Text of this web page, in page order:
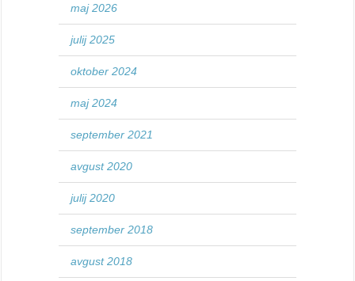
maj 2026
julij 2025
oktober 2024
maj 2024
september 2021
avgust 2020
julij 2020
september 2018
avgust 2018